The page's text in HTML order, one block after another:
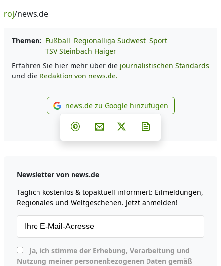
roj/news.de
Themen: Fußball Regionalliga Südwest Sport
TSV Steinbach Haiger
Erfahren Sie hier mehr über die journalistischen Standards
und die Redaktion von news.de.
news.de zu Google
news.de zu Google hinzufügen
Teilen auf Facebook
Teilen auf Whatsapp
Teilen auf Telegram
Teilen auf Pinterest
Per E-Mail teilen
Post auf X
Newsletter von news.de
Täglich kostenlos & topaktuell informiert: Eilmeldungen,
Regionales und Weltgeschehen. Jetzt anmelden!
Nutzung meiner personenbezogenen Daten gemäß